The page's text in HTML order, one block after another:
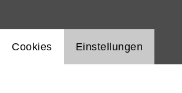
Einstellung Website Cookie
Cookies Einstellungen